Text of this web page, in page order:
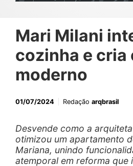
Mari Milani
cozinha e cria
moderno
01/07/2024 Redação arqbrasil
Desvende como a
otimizou um apartamento
Mariana, unindo
atemporal em reforma que